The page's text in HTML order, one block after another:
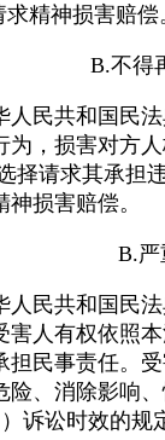
精神损害赔偿
B.不得
人民共和国民
为，损害对方
择请求其承担
损害赔偿。
B.严重
人民共和国民
害人有权依照
担民事责任。
险、消除影响
诉讼时效的规